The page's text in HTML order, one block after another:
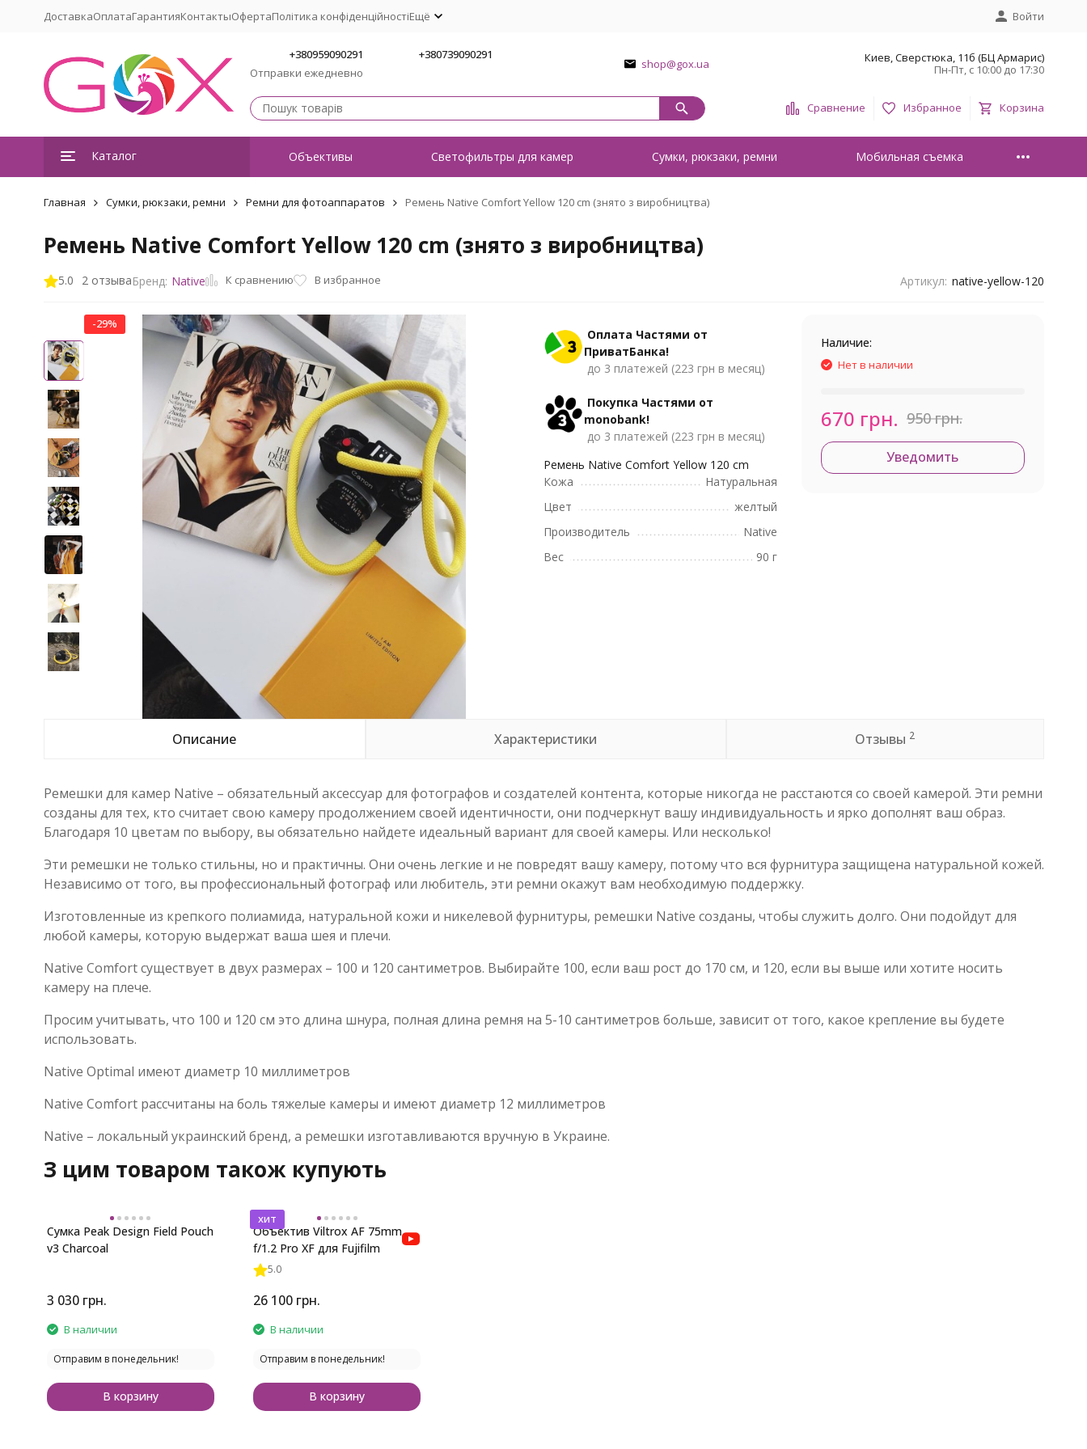
ДоставкаОплатаГарантияКонтактыОфертаПолітика конфіденційностіЕщё Войти
+380959090291
Отправки ежедневно
+380739090291
shop@gox.ua
Киев, Сверстюка, 11б (БЦ Армарис)
Пн-Пт, с 10:00 до 17:30
Сравнение Избранное Корзина
Каталог Объективы Светофильтры для камер Сумки, рюкзаки, ремни Мобильная съемка
Главная Сумки, рюкзаки, ремни Ремни для фотоаппаратов Ремень Native Comfort Yellow 120 cm (знято з виробництва)
Ремень Native Comfort Yellow 120 cm (знято з виробництва)
5.0 2 отзываБренд: Native К сравнению В избранное Артикул: native-yellow-120
-29%
Оплата Частями от
ПриватБанка!
до 3 платежей (223 грн в месяц)
Покупка Частями от
monobank!
до 3 платежей (223 грн в месяц)
Ремень Native Comfort Yellow 120 cm
Кожа
Натуральная
Цвет
желтый
Производитель
Native
Вес
90 г
Наличие:
Нет в наличии
670 грн. 950 грн.
Уведомить
Описание Характеристики Отзывы 2
Ремешки для камер Native – обязательный аксессуар для фотографов и создателей контента, которые никогда не расстаются со своей камерой. Эти ремни
созданы для тех, кто считает свою камеру продолжением своей идентичности, они подчеркнут вашу индивидуальность и ярко дополнят ваш образ.
Благодаря 10 цветам по выбору, вы обязательно найдете идеальный вариант для своей камеры. Или несколько!
Эти ремешки не только стильны, но и практичны. Они очень легкие и не повредят вашу камеру, потому что вся фурнитура защищена натуральной кожей.
Независимо от того, вы профессиональный фотограф или любитель, эти ремни окажут вам необходимую поддержку.
Изготовленные из крепкого полиамида, натуральной кожи и никелевой фурнитуры, ремешки Native созданы, чтобы служить долго. Они подойдут для
любой камеры, которую выдержат ваша шея и плечи.
Native Comfort существует в двух размерах – 100 и 120 сантиметров. Выбирайте 100, если ваш рост до 170 см, и 120, если вы выше или хотите носить
камеру на плече.
Просим учитывать, что 100 и 120 см это длина шнура, полная длина ремня на 5-10 сантиметров больше, зависит от того, какое крепление вы будете
использовать.
Native Optimal имеют диаметр 10 миллиметров
Native Comfort рассчитаны на боль тяжелые камеры и имеют диаметр 12 миллиметров
Native – локальный украинский бренд, а ремешки изготавливаются вручную в Украине.
З цим товаром також купують
Сумка Peak Design Field Pouch
v3 Charcoal
3 030 грн.
В наличии
Отправим в понедельник!
В корзину
хит
Объектив Viltrox AF 75mm
f/1.2 Pro XF для Fujifilm
5.0
26 100 грн.
В наличии
Отправим в понедельник!
В корзину